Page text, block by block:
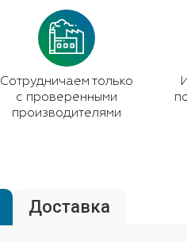
Сотрудничаем только
с проверенными
производителями
Доставка